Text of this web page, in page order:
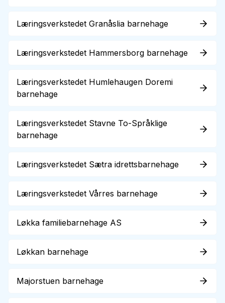
Læringsverkstedet Granåslia barnehage
Læringsverkstedet Hammersborg barnehage
Læringsverkstedet Humlehaugen Doremi
barnehage
Læringsverkstedet Stavne To-Språklige
barnehage
Læringsverkstedet Sætra idrettsbarnehage
Læringsverkstedet Vårres barnehage
Løkka familiebarnehage AS
Løkkan barnehage
Majorstuen barnehage